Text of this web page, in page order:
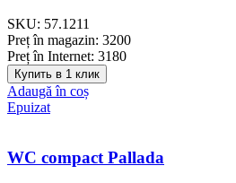
SKU: 57.1211
Preț în magazin: 3200
Preț în Internet: 3180
Купить в 1 клик
Adaugă în coș
Epuizat
WC compact Pallada